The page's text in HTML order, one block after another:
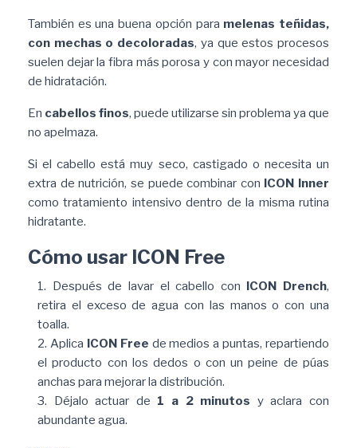
También es una buena opción para melenas teñidas,
con mechas o decoloradas, ya que estos procesos
suelen dejar la fibra más porosa y con mayor necesidad
de hidratación.
En cabellos finos, puede utilizarse sin problema ya que
no apelmaza.
Si el cabello está muy seco, castigado o necesita un
extra de nutrición, se puede combinar con ICON Inner
como tratamiento intensivo dentro de la misma rutina
hidratante.
Cómo usar ICON Free
Después de lavar el cabello con ICON Drench,
retira el exceso de agua con las manos o con una
toalla.
Aplica ICON Free de medios a puntas, repartiendo
el producto con los dedos o con un peine de púas
anchas para mejorar la distribución.
Déjalo actuar de 1 a 2 minutos y aclara con
abundante agua.